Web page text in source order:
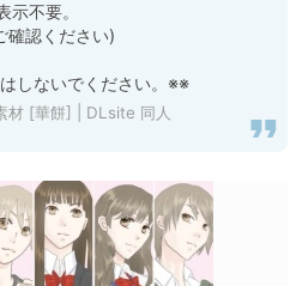
示不要。
確認ください)
しないでください。※※
材 [華餅] | DLsite 同人